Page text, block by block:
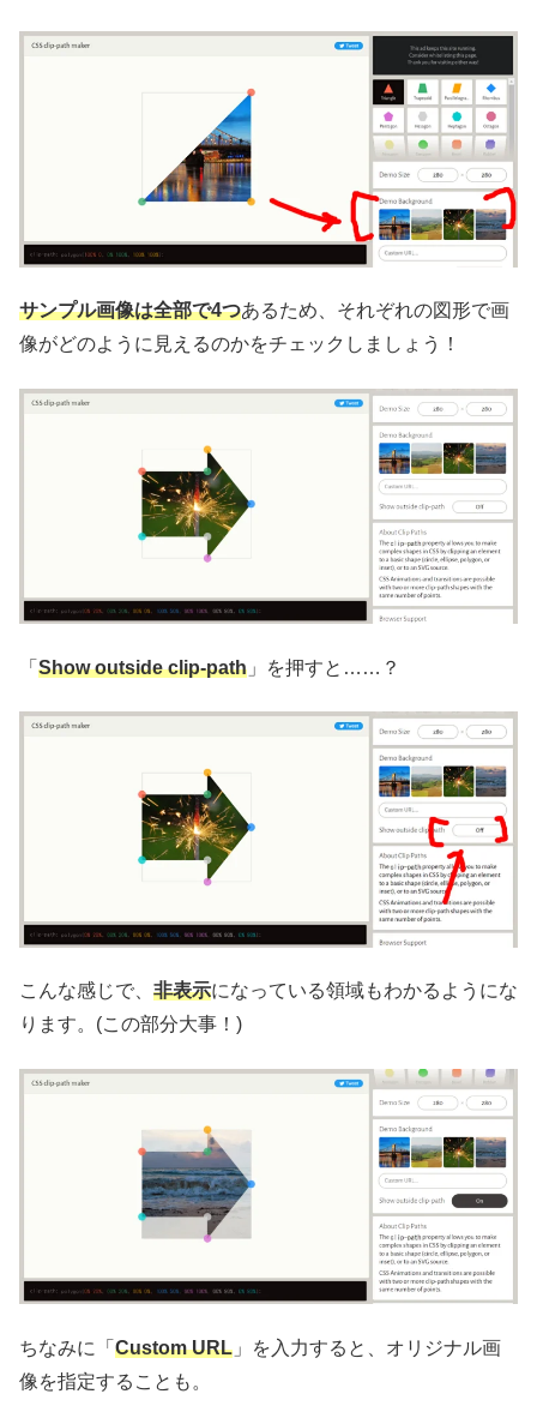
サンプル画像は全部で4つあるため、それぞれの図形で画
像がどのように見えるのかをチェックしましょう！
「 Show outside clip-path 」を押すと……？
こんな感じで、 非表示になっている領域もわかるようにな
ります。(この部分大事！)
ちなみに「 Custom URL 」を入力すると、オリジナル画
像を指定することも。